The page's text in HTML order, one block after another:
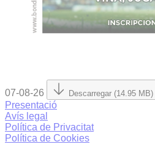
07-08-26 Descarregar (14.95 MB)
Presentació
Avís legal
Política de Privacitat
Política de Cookies